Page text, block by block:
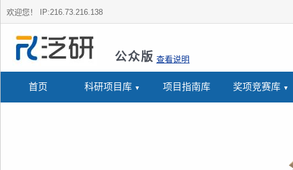
欢迎您！ IP:216.73.216.138
公众版 查看说明
首页 科研项目库 项目指南库 奖项竞赛库